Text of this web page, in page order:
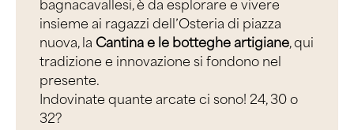
insieme ai ragazzi dell’Osteria di piazza
nuova, la Cantina e le botteghe artigiane, qui
tradizione e innovazione si fondono nel
presente.
Indovinate quante arcate ci sono! 24, 30 o
32?